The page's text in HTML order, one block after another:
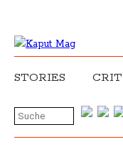
STORIES